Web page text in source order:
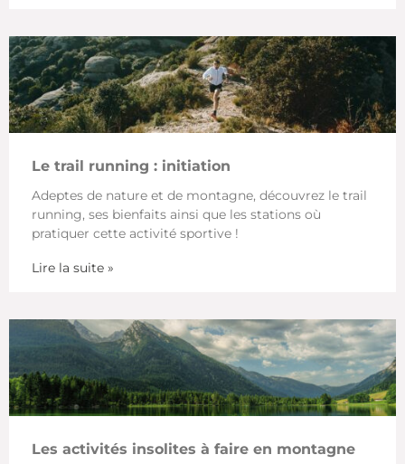
Le trail running : initiation
Adeptes de nature et de montagne, découvrez le trail
running, ses bienfaits ainsi que les stations où
pratiquer cette activité sportive !
Lire la suite »
Les activités insolites à faire en montagne